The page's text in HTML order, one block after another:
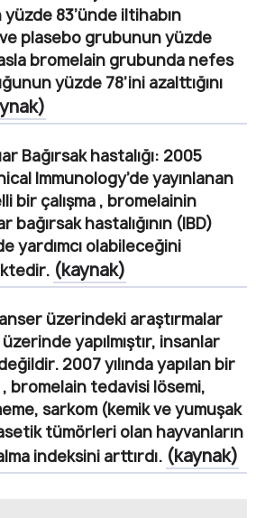
yüzde 83’ünde iltihabın
ve plasebo grubunun yüzde
bromelain grubunda nefes
yüzde 78’ini azalttığını
Bağırsak hastalığı: 2005
Immunology’de yayınlanan
bir çalışma , bromelainin
bağırsak hastalığının (IBD)
yardımcı olabileceğini
(kaynak)
üzerindeki araştırmalar
yapılmıştır, insanlar
2007 yılında yapılan bir
, bromelain tedavisi lösemi,
sarkom (kemik ve yumuşak
tümörleri olan hayvanların
indeksini arttırdı. (kaynak)